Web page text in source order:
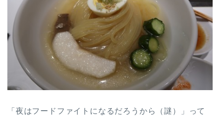
「夜はフードファイトになるだろうから（謎）」って